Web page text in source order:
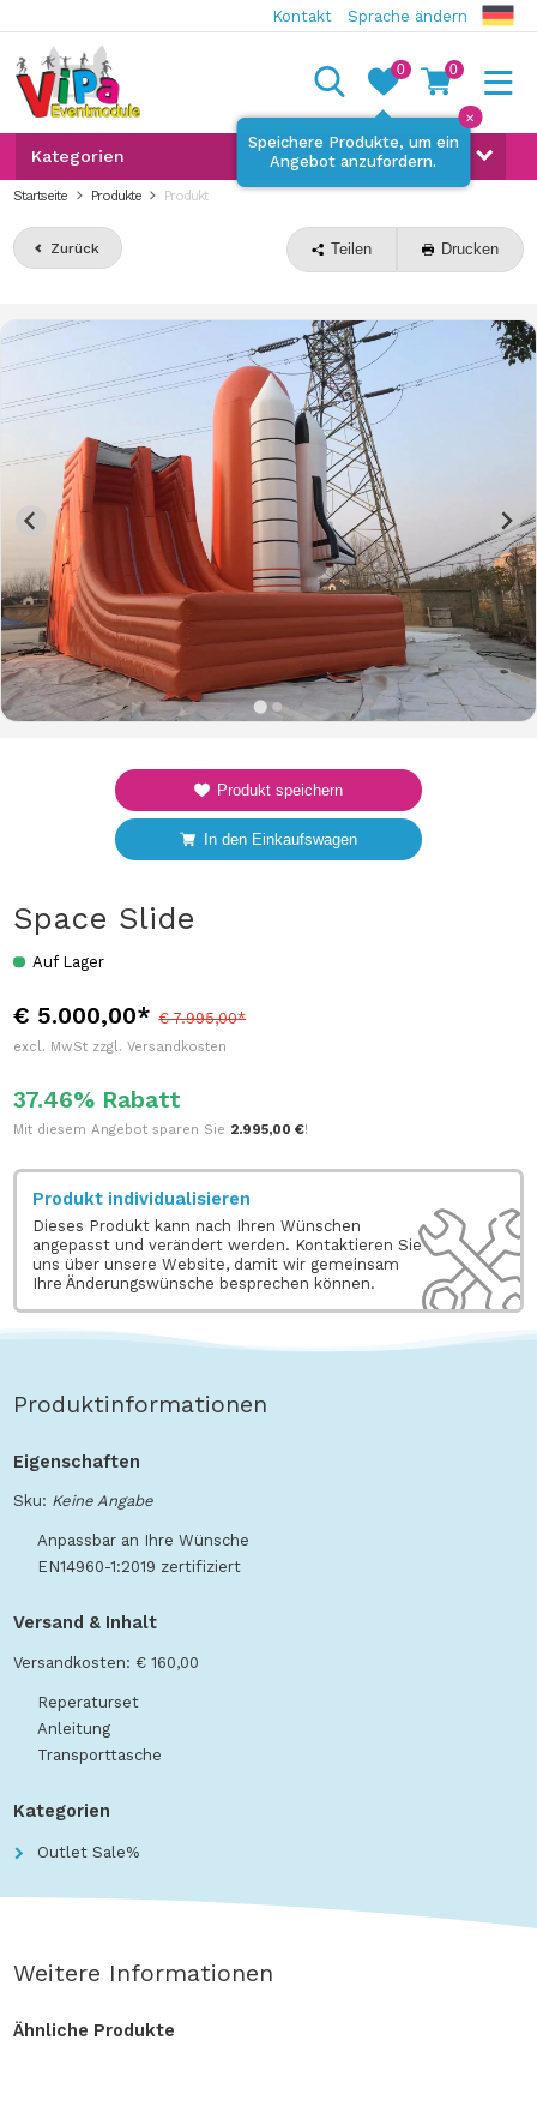
Kontakt Sprache ändern
0
Speichere Produkte, um ein
Angebot anzufordern.
✕
0
Kategorien
Startseite Produkte Produkt
Zurück Teilen Drucken
Space Slide
Auf Lager
€ 5.000,00*€ 7.995,00*
excl. MwSt zzgl. Versandkosten
37.46% Rabatt
Mit diesem Angebot sparen Sie 2.995,00 €!
Produkt individualisieren
Dieses Produkt kann nach Ihren Wünschen
angepasst und verändert werden. Kontaktieren Sie
uns über unsere Website, damit wir gemeinsam
Ihre Änderungswünsche besprechen können.
Produkt speichern
In den Einkaufswagen
Produktinformationen
Eigenschaften
Sku: Keine Angabe
Anpassbar an Ihre Wünsche
EN14960-1:2019 zertifiziert
Versand & Inhalt
Versandkosten: € 160,00
Reperaturset
Anleitung
Transporttasche
Kategorien
Outlet Sale%
Weitere Informationen
Ähnliche Produkte